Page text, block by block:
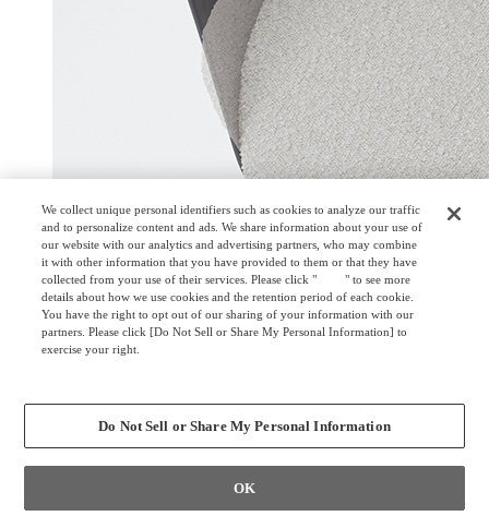
座面の回転
回転します。
サステナビリティ
We collect unique personal identifiers such as cookies to analyze our traffic
and to personalize content and ads. We share information about your use of
our website with our analytics and advertising partners, who may combine
it with other information that you have provided to them or that they have
collected from your use of their services. Please click "
here" to see more
details about how we use cookies and the retention period of each cookie.
You have the right to opt out of our sharing of your information with our
partners. Please click [Do Not Sell or Share My Personal Information] to
exercise your right.
Do Not Sell or Share My Personal Information
OK